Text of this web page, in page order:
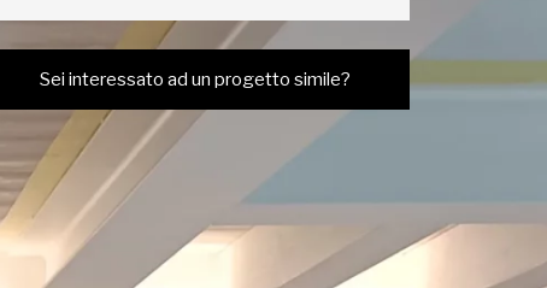
Sei interessato ad un progetto simile?